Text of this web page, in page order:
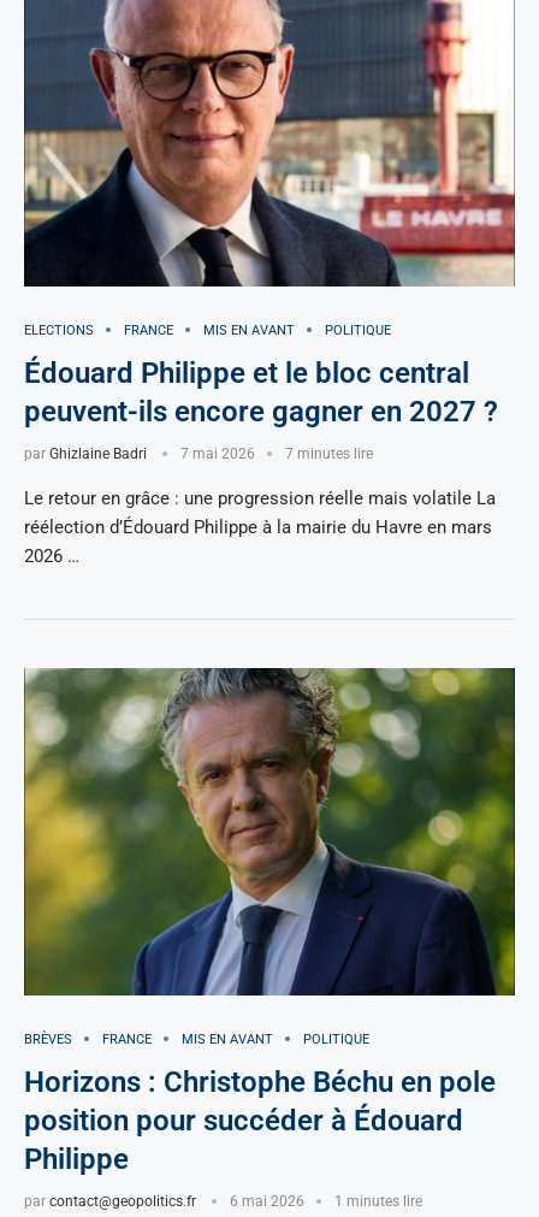
ELECTIONS FRANCE MIS EN AVANT POLITIQUE
Édouard Philippe et le bloc central
peuvent-ils encore gagner en 2027 ?
par Ghizlaine Badri 7 mai 2026 7 minutes lire
Le retour en grâce : une progression réelle mais volatile La
réélection d’Édouard Philippe à la mairie du Havre en mars
2026 …
BRÈVES FRANCE MIS EN AVANT POLITIQUE
Horizons : Christophe Béchu en pole
position pour succéder à Édouard
Philippe
par contact@geopolitics.fr 6 mai 2026 1 minutes lire